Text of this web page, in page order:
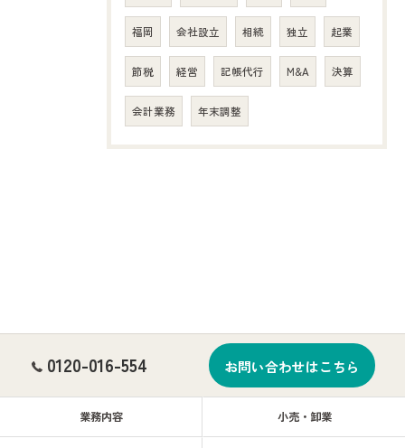
福岡 会社設立 相続 独立 起業
節税 経営 記帳代行 M&A 決算
会計業務 年末調整
0120-016-554 お問い合わせはこちら
業務内容 小売・卸業